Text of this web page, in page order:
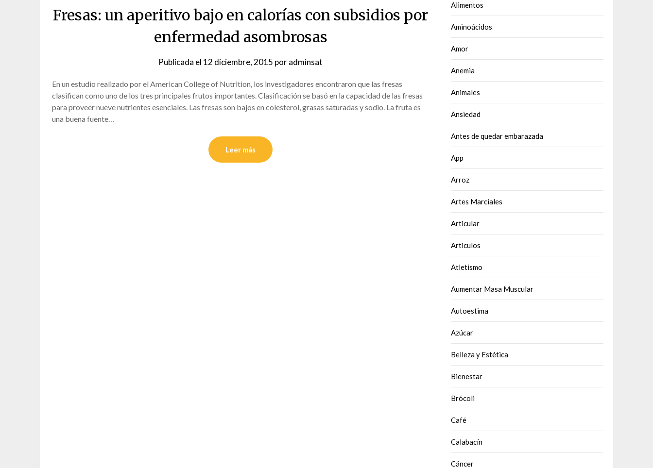
Fresas: un aperitivo bajo en calorías con subsidios por
enfermedad asombrosas
Publicada el 12 diciembre, 2015 poradminsat
En un estudio realizado por el American College of Nutrition, los investigadores encontraron que las fresas
clasifican como uno de los tres principales frutos importantes. Clasificación se basó en la capacidad de las fresas
para proveer nueve nutrientes esenciales. Las fresas son bajos en colesterol, grasas saturadas y sodio. La fruta es
una buena fuente…
Leer más
Alimentos
Aminoácidos
Amor
Anemia
Animales
Ansiedad
Antes de quedar embarazada
App
Arroz
Artes Marciales
Articular
Articulos
Atletismo
Aumentar Masa Muscular
Autoestima
Azúcar
Belleza y Estética
Bienestar
Brócoli
Café
Calabacín
Cáncer